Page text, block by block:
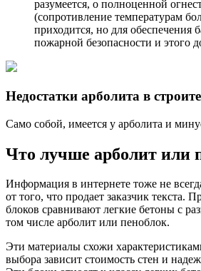
разумеется, о полноценной
(сопротивление температурам
приходится, но для обеспечения
пожарной безопасности и этого
Недостатки арболита в
Само собой, имеется у арболита и
Что лучше арболит или
Информация в интернете тоже не
от того, что продает заказчик текста.
блоков сравнивают легкие бетоны с
том числе арболит или пеноблок.
Эти материалы схожи
выбора зависит стоимость стен и